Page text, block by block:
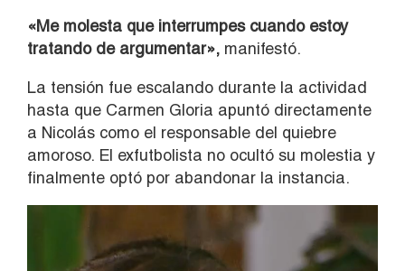
«Me molesta que interrumpes cuando estoy
tratando de argumentar», manifestó.
La tensión fue escalando durante la actividad
hasta que Carmen Gloria apuntó directamente
a Nicolás como el responsable del quiebre
amoroso. El exfutbolista no ocultó su molestia y
finalmente optó por abandonar la instancia.